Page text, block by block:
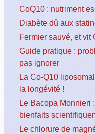
CoQ10 : nutriment
Diabète dû aux
Fermier sauvé, et vit
Guide pratique :
pas ignorer
La Co-Q10
la longévité !
Le Bacopa Monnieri
bienfaits
Le chlorure de